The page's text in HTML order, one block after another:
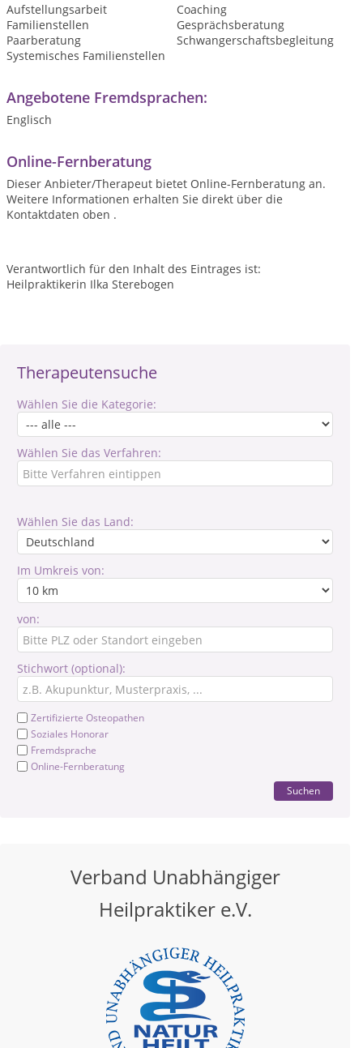
Therapeutensuche
Wählen Sie die Kategorie:
Wählen Sie das Verfahren:
Wählen Sie das Land:
Im Umkreis von:
von:
Stichwort (optional):
Zertifizierte Osteopathen
Soziales Honorar
Fremdsprache
Online-Fernberatung
Suchen
Verband Unabhängiger
Heilpraktiker e.V.
Aufstellungsarbeit
Coaching
Familienstellen
Gesprächsberatung
Paarberatung
Schwangerschaftsbegleitung
Systemisches Familienstellen
Angebotene Fremdsprachen:
Englisch
Online-Fernberatung
Dieser Anbieter/Therapeut bietet Online-Fernberatung an.
Weitere Informationen erhalten Sie direkt über die
Kontaktdaten oben .
Verantwortlich für den Inhalt des Eintrages ist:
Heilpraktikerin Ilka Sterebogen